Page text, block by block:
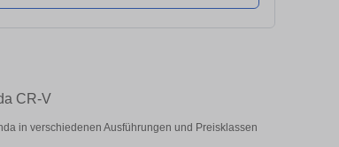
CR-V
in verschiedenen Ausführungen und Preisklassen